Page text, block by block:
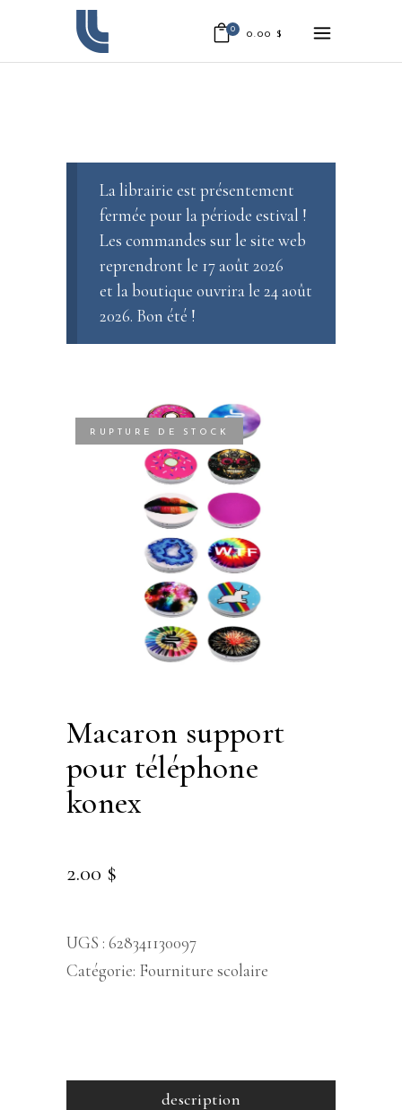
0 0.00 $
La librairie est présentement
fermée pour la période estival !
Les commandes sur le site web
reprendront le 17 août 2026
et la boutique ouvrira le 24 août
2026. Bon été !
RUPTURE DE STOCK
macaron support
pour téléphone
konex
2.00 $
UGS : 628341130097
Catégorie: Fourniture scolaire
description